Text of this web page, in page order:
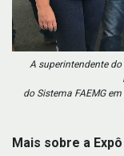
A superintendente
do Sistema FAEMG
Mais sobre a Expô